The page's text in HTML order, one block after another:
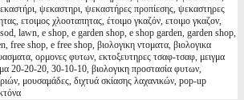
ψεκαστηρι, ψεκαστήρες προπίεσης, ψεκαστηρες
ετοιμος χλοοταπητας, έτοιμο γκαζόν, ετοιμο γκαζον,
lawn, e shop, e garden shop, e shop garden, garden shop,
free shop, e free shop, βιολογικη ντοματα, βιολογικα
ορμονες φυτων, εκτοξευτηρες τσαφ-τσαφ, μειγμα
20-20-20, 30-10-10, βιολογικη προστασία φυτων,
μουσαμάδες, διχτυά σκίασης λαχανικών, pop-up